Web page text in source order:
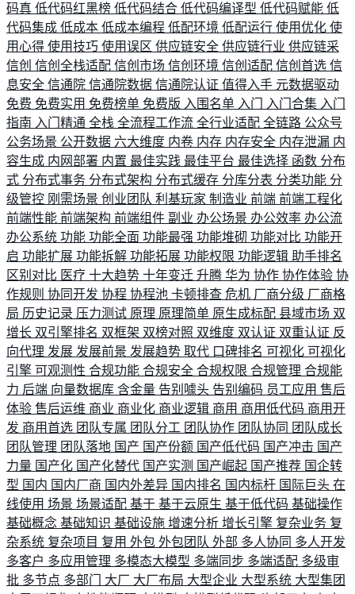
码真 低代码红黑榜 低代码结合 低代码编译型 低代码赋能 低
代码集成 低成本 低成本编程 低配环境 低配运行 使用优化 使
用心得 使用技巧 使用误区 供应链安全 供应链行业 供应链采
信创 信创全栈适配 信创市场 信创环境 信创适配 信创首选 信
息安全 信通院 信通院数据 信通院认证 值得入手 元数据驱动
免费 免费实用 免费榜单 免费版 入围名单 入门 入门合集 入门
指南 入门精通 全栈 全流程工作流 全行业适配 全链路 公众号
公务场景 公开数据 六大维度 内卷 内存 内存安全 内存泄漏 内
容生成 内网部署 内置 最佳实践 最佳平台 最佳选择 函数 分布
式 分布式事务 分布式架构 分布式缓存 分库分表 分类功能 分
级管控 刚需场景 创业团队 利基玩家 制造业 前端 前端工程化
前端性能 前端架构 前端组件 副业 办公场景 办公效率 办公流
办公系统 功能 功能全面 功能最强 功能堆砌 功能对比 功能开
启 功能扩展 功能拆解 功能拓展 功能权限 功能逻辑 助手排名
区别对比 医疗 十大趋势 十年变迁 升腾 华为 协作 协作体验 协
作规则 协同开发 协程 协程池 卡顿排查 危机 厂商分级 厂商格
局 历史记录 压力测试 原理 原理简单 原生成标配 县域市场 双
增长 双引擎排名 双框架 双榜对照 双维度 双认证 双重认证 反
向代理 发展 发展前景 发展趋势 取代 口碑排名 可视化 可视化
引擎 可观测性 合规功能 合规安全 合规权限 合规管理 合规能
力 后端 向量数据库 含金量 告别噱头 告别编码 员工应用 售后
体验 售后运维 商业 商业化 商业逻辑 商用 商用低代码 商用开
发 商用首选 团队专属 团队分工 团队协作 团队协同 团队成长
团队管理 团队落地 国产 国产份额 国产低代码 国产冲击 国产
力量 国产化 国产化替代 国产实测 国产崛起 国产推荐 国企转
型 国内 国内厂商 国内外差异 国内排名 国内标杆 国际巨头 在
线使用 场景 场景适配 基于 基于云原生 基于低代码 基础操作
基础概念 基础知识 基础设施 增速分析 增长引擎 复杂业务 复
杂系统 复杂项目 复用 外包 外包团队 外部 多人协同 多人开发
多客户 多应用管理 多模态大模型 多端同步 多端适配 多级审
批 多节点 多部门 大厂 大厂布局 大型企业 大型系统 大型集团